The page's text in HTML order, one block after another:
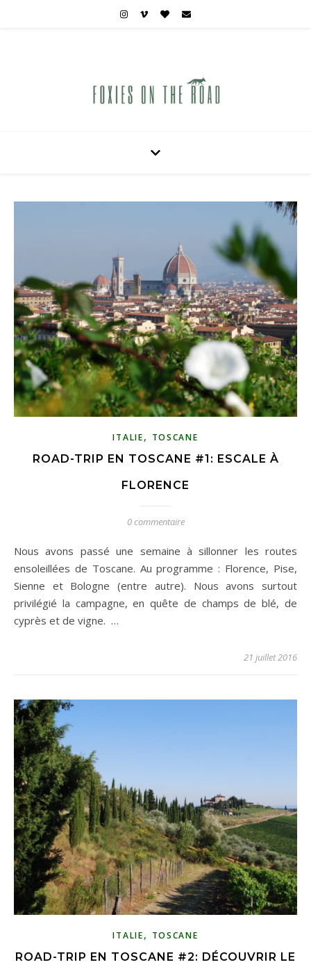
ITALIE, TOSCANE
ROAD-TRIP EN TOSCANE #1: ESCALE À
FLORENCE
0 commentaire
Nous avons passé une semaine à sillonner les routes
ensoleillées de Toscane. Au programme : Florence, Pise,
Sienne et Bologne (entre autre). Nous avons surtout
privilégié la campagne, en quête de champs de blé, de
cyprès et de vigne. …
21 juillet 2016
ITALIE, TOSCANE
ROAD-TRIP EN TOSCANE #2: DÉCOUVRIR LE